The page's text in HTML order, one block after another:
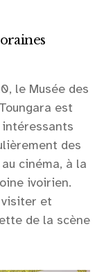
le Musée des
est
intéressants
des
au cinéma, à la
ivoirien.
visiter et
de la scène